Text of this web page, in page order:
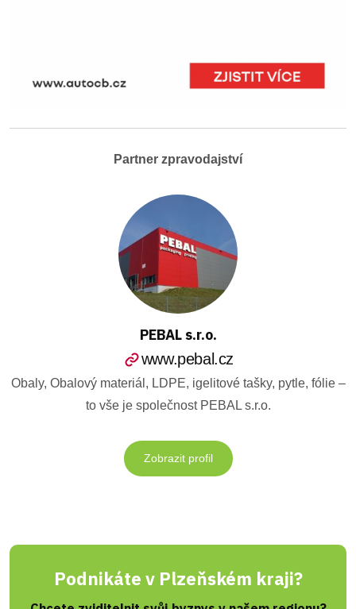
Partner zpravodajství
PEBAL s.r.o.
www.pebal.cz
Obaly, Obalový materiál, LDPE, igelitové tašky, pytle, fólie –
to vše je společnost PEBAL s.r.o.
Zobrazit profil
Podnikáte v Plzeňském kraji?